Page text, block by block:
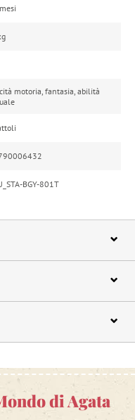
motoria, fantasia, abilità
BGY-801T
di Agata